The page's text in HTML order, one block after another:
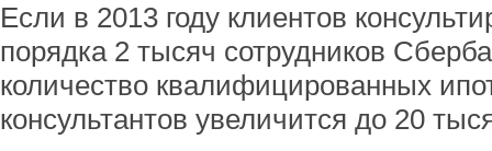
Если в 2013 году клиентов
порядка 2 тысяч сотрудников
количество квалифицированных
консультантов увеличится до 20